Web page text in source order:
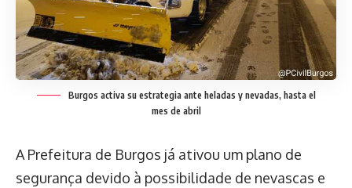
Burgos activa su estrategia ante heladas y nevadas, hasta el
mes de abril
A Prefeitura de Burgos já ativou um plano de
segurança devido à possibilidade de nevascas e